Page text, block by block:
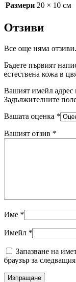
Размери 20 × 10 см
Отзиви
Все още няма отзиви.
Бъдете първият
естествена кожа в
Вашият имейл адрес
Задължителните
Вашата оценка *
Вашият отзив *
Име *
Имейл *
Запазване на
браузър за